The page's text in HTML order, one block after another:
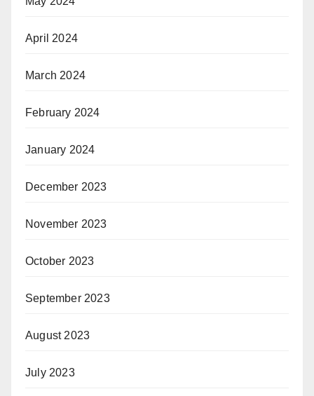
April 2024
March 2024
February 2024
January 2024
December 2023
November 2023
October 2023
September 2023
August 2023
July 2023